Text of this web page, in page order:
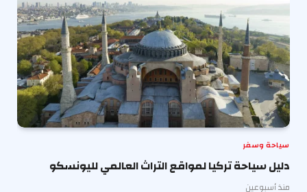
سياحة وسفر
دليل سياحة تركيا لمواقع التراث العالمي لليونسكو
منذ أسبوعين